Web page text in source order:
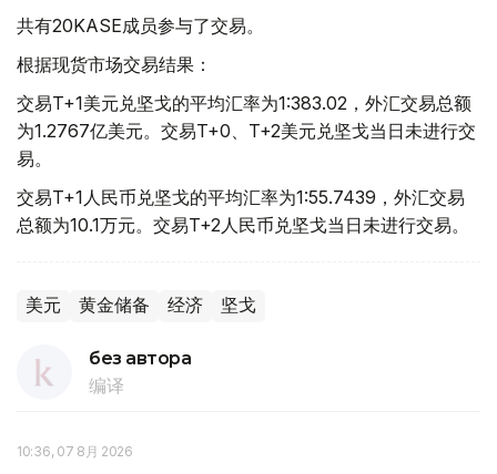
共有20KASE成员参与了交易。
根据现货市场交易结果：
交易T+1美元兑坚戈的平均汇率为1:383.02，外汇交易总额
为1.2767亿美元。交易T+0、T+2美元兑坚戈当日未进行交
易。
交易T+1人民币兑坚戈的平均汇率为1:55.7439，外汇交易
总额为10.1万元。交易T+2人民币兑坚戈当日未进行交易。
美元 黄金储备 经济 坚戈
без автора
编译
10:36, 07 8月 2026